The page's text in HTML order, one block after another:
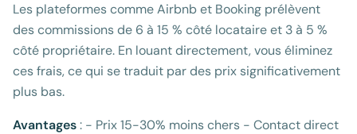
Les plateformes comme Airbnb et Booking prélèvent
des commissions de 6 à 15 % côté locataire et 3 à 5 %
côté propriétaire. En louant directement, vous éliminez
ces frais, ce qui se traduit par des prix significativement
plus bas.
Avantages: - Prix 15-30% moins chers - Contact direct